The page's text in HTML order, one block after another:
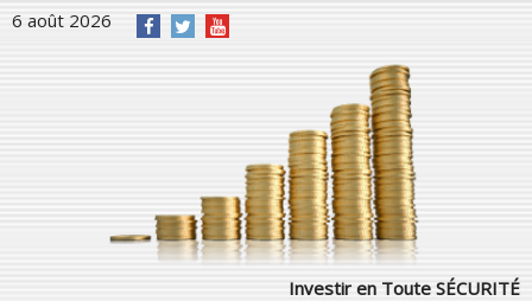
6 août 2026
Investir en Toute SÉCURITÉ